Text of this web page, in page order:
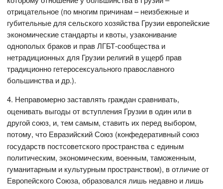
отрицательное (по многим причинам – неизбежные и
губительные для сельского хозяйства Грузии европейские
экономические стандарты и квоты, узаконивание
однополых браков и прав ЛГБТ-сообщества и
нетрадиционных для Грузии религий в ущерб прав
традиционно гетеросексуального православного
большинства и др.).
4. Неправомерно заставлять граждан сравнивать,
оценивать выгоды от вступления Грузии в один или в
другой союз, и, тем самым, ставить их перед выбором,
потому, что Евразийский Союз (конфедеративный союз
государств постсоветского пространства с единым
политическим, экономическим, военным, таможенным,
гуманитарным и культурным пространством), в отличие от
Европейского Союза, образовался лишь недавно и лишь